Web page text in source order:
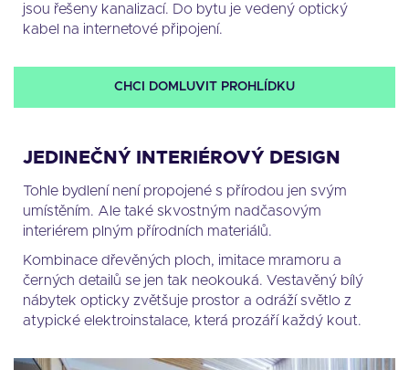
jsou řešeny kanalizací. Do bytu je vedený optický
kabel na internetové připojení.
CHCI DOMLUVIT PROHLÍDKU
JEDINEČNÝ INTERIÉROVÝ DESIGN
Tohle bydlení není propojené s přírodou jen svým
umístěním. Ale také skvostným nadčasovým
interiérem plným přírodních materiálů.
Kombinace dřevěných ploch, imitace mramoru a
černých detailů se jen tak neokouká. Vestavěný bílý
nábytek opticky zvětšuje prostor a odráží světlo z
atypické elektroinstalace, která prozáří každý kout.